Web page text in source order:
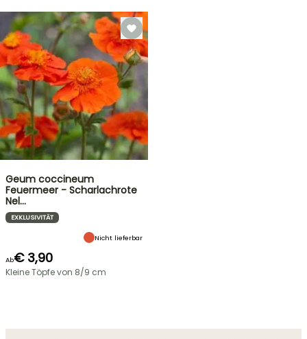
Geum coccineum
Feuermeer - Scharlachrote
Nel…
EXKLUSIVITÄT
Nicht lieferbar
Ab€ 3,90
Kleine Töpfe von 8/9 cm